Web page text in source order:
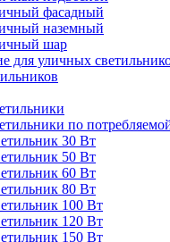
фасадный
наземный
шар
для уличных
по
30 Вт
50 Вт
60 Вт
80 Вт
100 Вт
120 Вт
150 Вт